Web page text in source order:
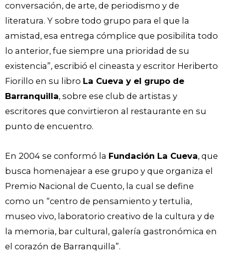
conversación, de arte, de periodismo y de
literatura. Y sobre todo grupo para el que la
amistad, esa entrega cómplice que posibilita todo
lo anterior, fue siempre una prioridad de su
existencia”, escribió el cineasta y escritor Heriberto
Fiorillo en su libro La Cueva y el grupo de
Barranquilla, sobre ese club de artistas y
escritores que convirtieron al restaurante en su
punto de encuentro.
En 2004 se conformó la Fundación La Cueva, que
busca homenajear a ese grupo y que organiza el
Premio Nacional de Cuento, la cual se define
como un “centro de pensamiento y tertulia,
museo vivo, laboratorio creativo de la cultura y de
la memoria, bar cultural, galería gastronómica en
el corazón de Barranquilla”.